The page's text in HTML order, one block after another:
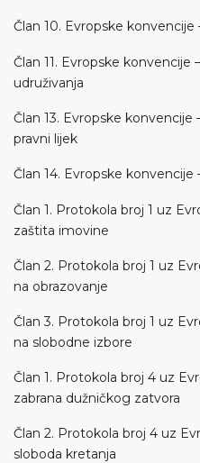
Član 10. Evropske konvencije
Član 11. Evropske konvencije
udruživanja
Član 13. Evropske konvencije
pravni lijek
Član 14. Evropske konvencije
Član 1. Protokola broj 1 uz
zaštita imovine
Član 2. Protokola broj 1 uz
na obrazovanje
Član 3. Protokola broj 1 uz
na slobodne izbore
Član 1. Protokola broj 4 uz
zabrana dužničkog zatvora
Član 2. Protokola broj 4 uz
sloboda kretanja